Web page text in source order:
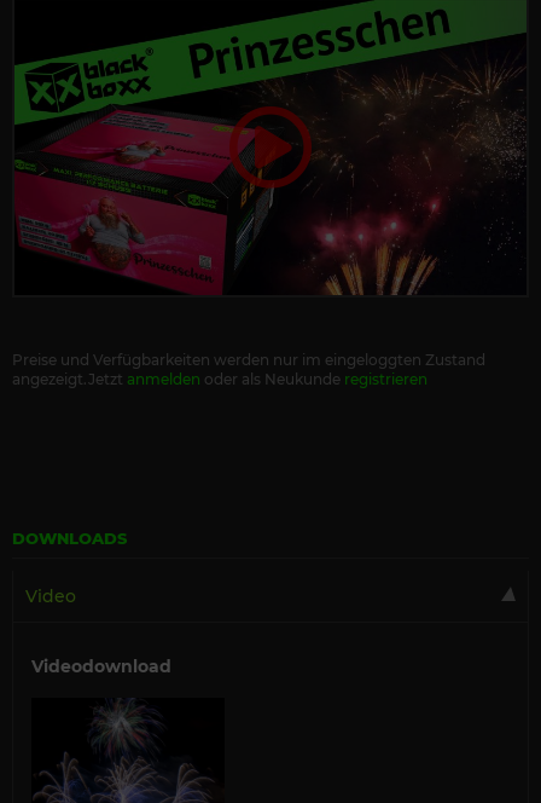
Preise und Verfügbarkeiten werden nur im eingeloggten Zustand
angezeigt.Jetzt anmelden oder als Neukunde registrieren
DOWNLOADS
Video
Videodownload